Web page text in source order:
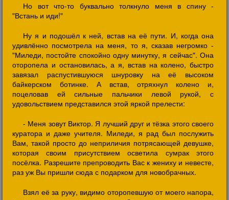
Но вот что-то буквально толкнуло меня в спину -
"Встань и иди!"
Ну я и подошёл к ней, встав на её пути. И, когда она
удивлённо посмотрела на меня, то я, сказав негромко -
"Миледи, постойте спокойно одну минутку, я сейчас". Она
оторопела и остановилась, а я, встав на колено, быстро
завязал распустившуюся шнуровку на её высоком
байкерском ботинке. А встав, отряхнул колено и,
поцеловав ей сильные пальчики левой рукой, с
удовольствием представился этой яркой прелести:
- Меня зовут Виктор. Я лучший друг и тёзка этого своего
куратора и даже учителя. Миледи, я рад был послужить
Вам, такой просто до неприличия потрясающей девушке,
которая своим присутствием осветила сумрак этого
посёлка. Разрешите препроводить Вас к жениху и невесте,
раз уж Вы пришли сюда с подарком для новобрачных.
Взял её за руку, видимо оторопевшую от моего напора,